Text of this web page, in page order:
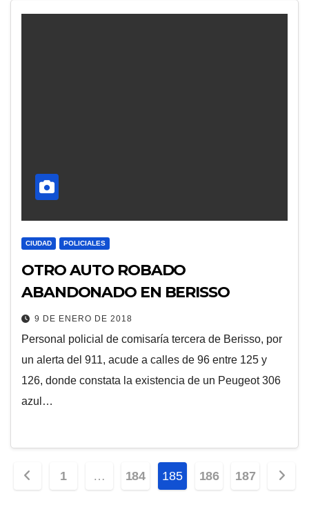
CIUDAD POLICIALES
OTRO AUTO ROBADO
ABANDONADO EN BERISSO
9 DE ENERO DE 2018
Personal policial de comisaría tercera de Berisso, por
un alerta del 911, acude a calles de 96 entre 125 y
126, donde constata la existencia de un Peugeot 306
azul…
Paginación
1 … 184 185 186 187